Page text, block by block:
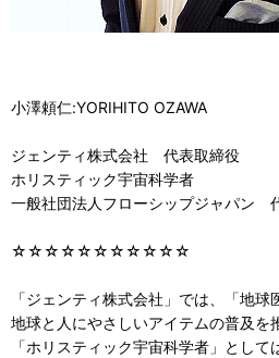
小澤頼仁:YORIHITO OZAWA
ジェンティ株式会社 代表取締役
ホリスティック宇宙科学者
一般社団法人フローシップジャパン
☆☆☆☆☆☆☆☆☆☆☆
「ジェンティ株式会社」では、「地球
地球と人にやさしいアイテムの普及を
「ホリスティック宇宙科学者」とし